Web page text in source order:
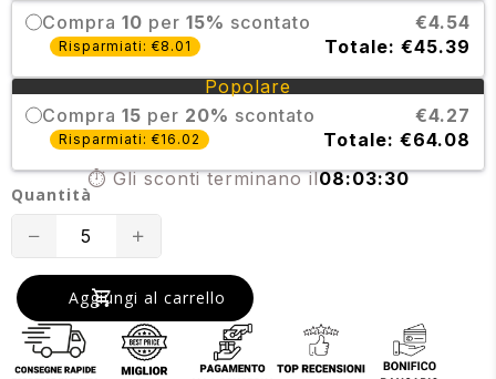
Compra10 per15% scontato €4.54
Risparmiati: €8.01
Totale: €45.39
Popolare
Compra15 per 20% scontato €4.27
Risparmiati: €16.02
Totale: €64.08
⏱️ Gli sconti terminano il08:03:29
Quantità
Translation
missing:
it.products.product.decrease
Translation
missing:
it.products.product.increase
Aggiungi al carrello